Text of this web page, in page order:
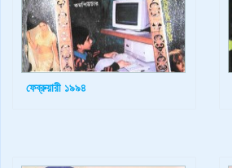
ফেব্রুয়ারী ১৯৯৪